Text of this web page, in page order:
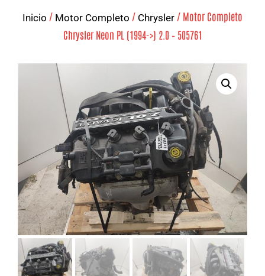
Inicio / Motor Completo / Chrysler / Motor Completo
Chrysler Neon PL (1994->) 2.0 – 505761